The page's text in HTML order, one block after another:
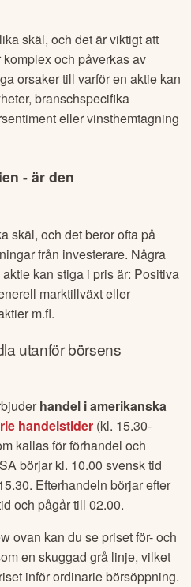
skäl, och det är viktigt att
och påverkas av
orsaker till varför en aktie kan
branschspecifika
eller vinsthemtagning
- är den
skäl, och det beror ofta på
från investerare. Några
kan stiga i pris är: Positiva
marktillväxt eller
m.fl.
utanför börsens
handel i amerikanska
handelstider (kl. 15.30-
kallas för förhandel och
börjar kl. 10.00 svensk tid
Efterhandeln börjar efter
och pågår till 02.00.
ovan kan du se priset för- och
en skuggad grå linje, vilket
inför ordinarie börsöppning.